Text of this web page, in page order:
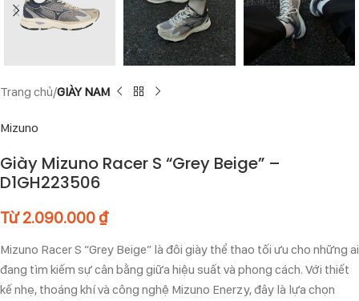
Trang chủ GIÀY NAM
Mizuno
Giày Mizuno Racer S “Grey Beige” –
D1GH223506
Từ2.090.000 ₫
Mizuno Racer S “Grey Beige” là đôi giày thể thao tối ưu cho những ai
đang tìm kiếm sự cân bằng giữa hiệu suất và phong cách. Với thiết
kế nhẹ, thoáng khí và công nghệ Mizuno Enerzy, đây là lựa chọn